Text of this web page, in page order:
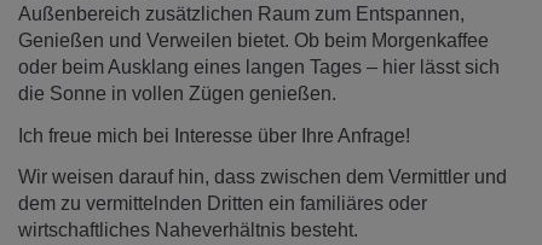
Außenbereich zusätzlichen Raum zum Entspannen,
Genießen und Verweilen bietet. Ob beim Morgenkaffee
oder beim Ausklang eines langen Tages – hier lässt sich
die Sonne in vollen Zügen genießen.
Ich freue mich bei Interesse über Ihre Anfrage!
Wir weisen darauf hin, dass zwischen dem Vermittler und
dem zu vermittelnden Dritten ein familiäres oder
wirtschaftliches Naheverhältnis besteht.